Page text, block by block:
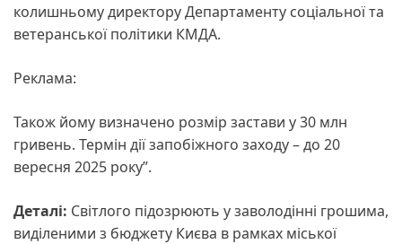
колишньому директору Департаменту соціальної та
ветеранської політики КМДА.
Реклама:
Також йому визначено розмір застави у 30 млн
гривень. Термін дії запобіжного заходу – до 20
вересня 2025 року”.
Деталі: Світлого підозрюють у заволодінні грошима,
виділеними з бюджету Києва в рамках міської